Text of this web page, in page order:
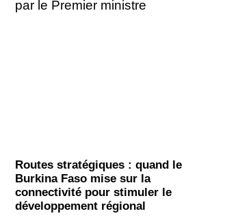
Routes stratégiques : quand le
Burkina Faso mise sur la
connectivité pour stimuler le
développement régional